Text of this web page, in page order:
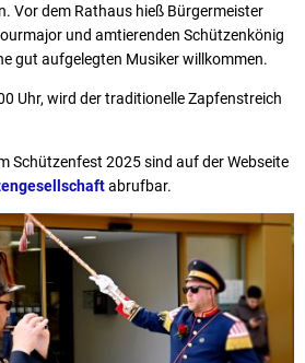
Vor dem Rathaus hieß Bürgermeister
und amtierenden Schützenkönig
gut aufgelegten Musiker willkommen.
Uhr, wird der traditionelle Zapfenstreich
Schützenfest 2025 sind auf der Webseite
abrufbar.